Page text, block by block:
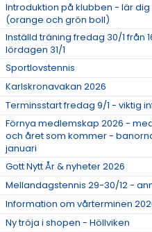
Introduktion på klubben - lär
(orange och grön boll)
Inställd träning fredag 30/1 från
lördagen 31/1
Sportlovstennis
Karlskronavakan 2026
Terminsstart fredag 9/1 - viktig
Förnya medlemskap 2026 -
och året som kommer -
januari
Gott Nytt År & nyheter 2026
Mellandagstennis 29-30/12 -
Information om vårterminen
Ny tröja i shopen - Höllviken